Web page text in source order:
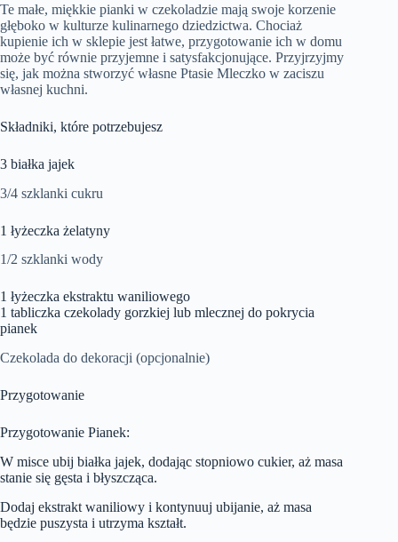
Te małe, miękkie pianki w czekoladzie mają swoje korzenie
głęboko w kulturze kulinarnego dziedzictwa. Chociaż
kupienie ich w sklepie jest łatwe, przygotowanie ich w domu
może być równie przyjemne i satysfakcjonujące. Przyjrzyjmy
się, jak można stworzyć własne Ptasie Mleczko w zaciszu
własnej kuchni.
Składniki, które potrzebujesz
3 białka jajek
3/4 szklanki cukru
1 łyżeczka żelatyny
1/2 szklanki wody
1 łyżeczka ekstraktu waniliowego
1 tabliczka czekolady gorzkiej lub mlecznej do pokrycia
pianek
Czekolada do dekoracji (opcjonalnie)
Przygotowanie
Przygotowanie Pianek:
W misce ubij białka jajek, dodając stopniowo cukier, aż masa
stanie się gęsta i błyszcząca.
Dodaj ekstrakt waniliowy i kontynuuj ubijanie, aż masa
będzie puszysta i utrzyma kształt.